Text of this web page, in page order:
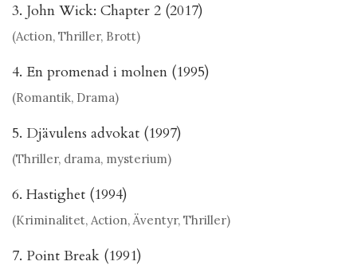
3. John Wick: Chapter 2 (2017)
(Action, Thriller, Brott)
4. En promenad i molnen (1995)
(Romantik, Drama)
5. Djävulens advokat (1997)
(Thriller, drama, mysterium)
6. Hastighet (1994)
(Kriminalitet, Action, Äventyr, Thriller)
7. Point Break (1991)